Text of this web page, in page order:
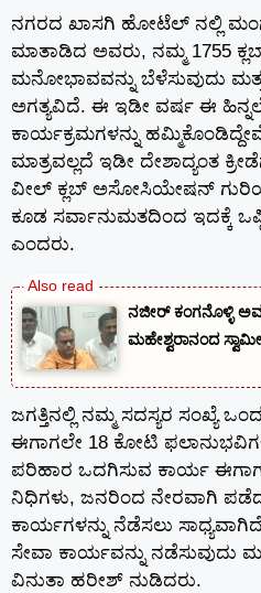
ನಗರದ ಖಾಸಗಿ ಹೋಟೆಲ್ ನಲ್ಲಿ
ಮಾತಾಡಿದ ಅವರು, ನಮ್ಮ 1755 ಕ್ಲಬ್
ಮನೋಭಾವವನ್ನು ಬೆಳೆಸುವುದು
ಅಗತ್ಯವಿದೆ. ಈ ಇಡೀ ವರ್ಷ ಈ
ಕಾರ್ಯಕ್ರಮಗಳನ್ನು
ಮಾತ್ರವಲ್ಲದೆ ಇಡೀ ದೇಶಾದ್ಯಂತ
ವೀಲ್ ಕ್ಲಬ್ ಅಸೋಸಿಯೇಷನ್
ಕೂಡ ಸರ್ವಾನುಮತದಿಂದ ಇದಕ್ಕೆ
ಎಂದರು.
ನಜೀರ್ ಕಂಗನೊಳ್ಳಿ
ಮಹೇಶ್ವರಾನಂದ
ಜಗತ್ತಿನಲ್ಲಿ ನಮ್ಮ ಸದಸ್ಯರ ಸಂಖ್ಯೆ
ಈಗಾಗಲೇ 18 ಕೋಟಿ
ಪರಿಹಾರ ಒದಗಿಸುವ ಕಾರ್ಯ
ನಿಧಿಗಳು, ಜನರಿಂದ ನೇರವಾಗಿ
ಕಾರ್ಯಗಳನ್ನು ನೆಡೆಸಲು
ಸೇವಾ ಕಾರ್ಯವನ್ನು ನಡೆಸುವುದು
ವಿನುತಾ ಹರೀಶ್ ನುಡಿದರು.